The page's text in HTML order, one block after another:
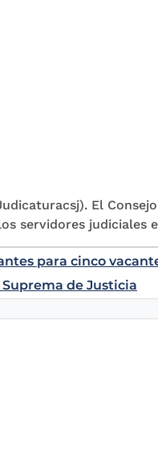
El
servidores judiciales
para cinco
de Justicia